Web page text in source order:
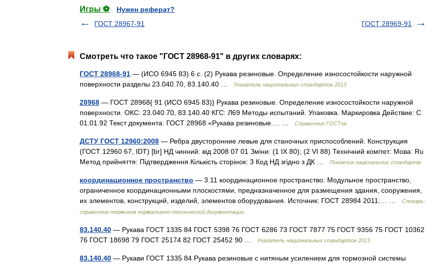
Игры ⚽
Нужен реферат?
ГОСТ 28967-91
ГОСТ 28969-91
Смотреть что такое "ГОСТ 28968-91" в других словарях:
ГОСТ 28968-91 — (ИСО 6945 83) 6 с. (2) Рукава резиновые. Определение износостойкости наружной
поверхности разделы 23.040.70, 83.140.40 …
Указатель национальных стандартов 2013
28968 — ГОСТ 28968{ 91 (ИСО 6945 83)} Рукава резиновые. Определение износостойкости наружной
поверхности. ОКС: 23.040.70, 83.140.40 КГС: Л69 Методы испытаний. Упаковка. Маркировка Действие: С
01.01.92 Текст документа: ГОСТ 28968 «Рукава резиновые.… …
Справочник ГОСТов
ДСТУ ГОСТ 12960:2008 — Ребра двусторонние левые для станочных приспособлений. Конструкция
(ГОСТ 12960 67, IDT) [br] НД чинний: від 2008 07 01 Зміни: (1 IX 80); (2 VI 88) Технічний комітет: Мова: Ru
Метод прийняття: Підтвердження Кількість сторінок: 3 Код НД згідно з ДК …
Покажчик національних стандартів
координационное пространство — 3.11 координационное пространство: Модульное пространство,
ограниченное координационными плоскостями, предназначенное для размещения здания, сооружения,
их элементов, конструкций, изделий, элементов оборудования. Источник: ГОСТ 28984 2011:… …
Словарь-
справочник терминов нормативно-технической документации
83.140.40 — Рукава ГОСТ 1335 84 ГОСТ 5398 76 ГОСТ 6286 73 ГОСТ 7877 75 ГОСТ 9356 75 ГОСТ 10362
76 ГОСТ 18698 79 ГОСТ 25174 82 ГОСТ 25452 90 …
Указатель национальных стандартов 2013
83.140.40 — Рукави ГОСТ 1335 84 Рукава резиновые с нитяным усилением для тормозной системы